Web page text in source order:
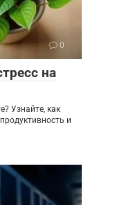
0
на
Узнайте, как
и